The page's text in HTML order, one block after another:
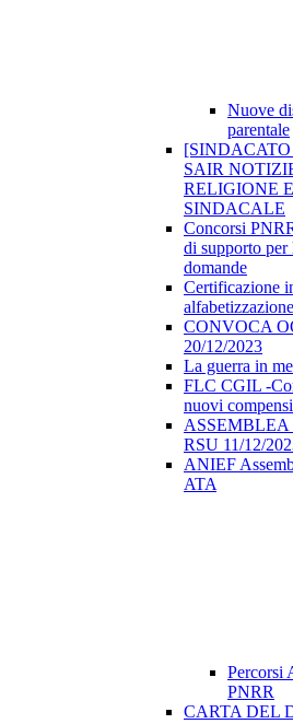
Nuove
parentale
SAIR
RELIGIONE
SINDACALE
Concorsi
di supporto
domande
Certificazione
CONVOCA
20/12/2023
La guerra in
FLC CGIL -
nuovi
RSU 11/12/
ANIEF
ATA
Percorsi
PNRR
CARTA DEL